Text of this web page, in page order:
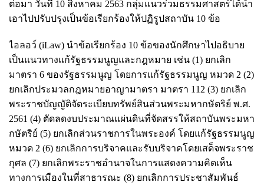
ต่อมา วันที่ 10 สิงหาคม 2563 กลุ่มแนวร่วมธรรมศาสตร์ได้นำ
เอาไปปรับปรุงเป็นข้อเรียกร้องให้ปฏิรูปสถาบัน 10 ข้อ
ไอลอว์ (iLaw) นำข้อเรียกร้อง 10 ข้อของนักศึกษาไปอธิบาย
เป็นแนวทางแก้รัฐธรรมนูญและกฎหมาย เช่น (1) ยกเลิก
มาตรา 6 ของรัฐธรรมนูญ โดยการแก้รัฐธรรมนูญ หมวด 2 (2)
ยกเลิกประมวลกฎหมายอาญามาตรา มาตรา 112 (3) ยกเลิก
พระราชบัญญัติจัดระเบียบทรัพย์สินส่วนพระมหากษัตริย์ พ.ศ.
2561 (4) ตัดลดงบประมาณแผ่นดินที่จัดสรรให้สถาบันพระมหา
กษัตริย์ (5) ยกเลิกส่วนราชการในพระองค์ โดยแก้รัฐธรรมนูญ
หมวด 2 (6) ยกเลิกการบริจาคและรับบริจาคโดยเสด็จพระราช
กุศล (7) ยกเลิกพระราชอำนาจในการแสดงความคิดเห็น
ทางการเมืองในที่สาธารณะ (8) ยกเลิกการประชาสัมพันธ์